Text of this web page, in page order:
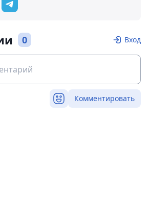
0 Вход
Комментировать